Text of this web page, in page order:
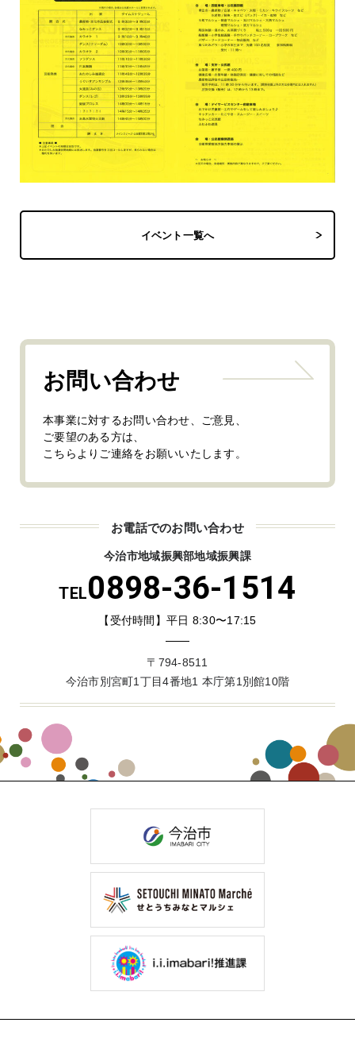
イベント一覧へ
お問い合わせ
本事業に対するお問い合わせ、ご意見、
ご要望のある方は、
こちらよりご連絡をお願いいたします。
お電話でのお問い合わせ
今治市地域振興部地域振興課
TEL0898-36-1514
【受付時間】平日 8:30〜17:15
〒794-8511
今治市別宮町1丁目4番地1 本庁第1別館10階